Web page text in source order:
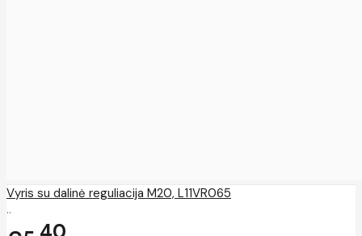
Vyris su dalinė reguliacija M20, L11VR065
..